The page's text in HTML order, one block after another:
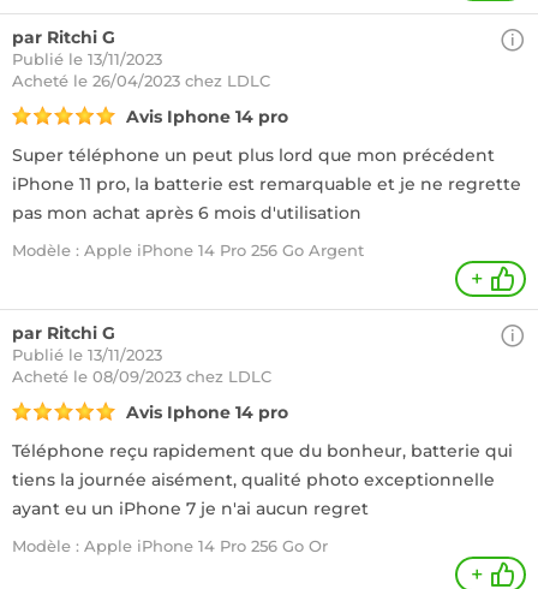
par Ritchi G
Publié le 13/11/2023
Acheté le 26/04/2023 chez LDLC
Avis Iphone 14 pro
Super téléphone un peut plus lord que mon précédent
iPhone 11 pro, la batterie est remarquable et je ne regrette
pas mon achat après 6 mois d'utilisation
Modèle : Apple iPhone 14 Pro 256 Go Argent
+
par Ritchi G
Publié le 13/11/2023
Acheté le 08/09/2023 chez LDLC
Avis Iphone 14 pro
Téléphone reçu rapidement que du bonheur, batterie qui
tiens la journée aisément, qualité photo exceptionnelle
ayant eu un iPhone 7 je n'ai aucun regret
Modèle : Apple iPhone 14 Pro 256 Go Or
+